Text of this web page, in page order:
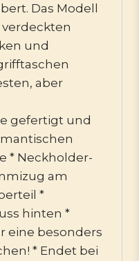
Das Modell
verdeckten
und
aber
gefertigt und
* Neckholder-
am
*
hinten *
eine besonders
* Endet bei